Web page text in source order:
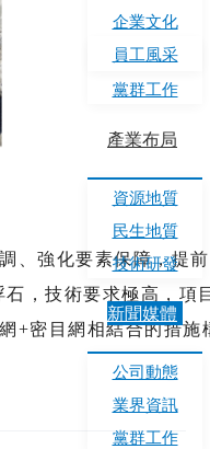
企業文化
員工風采
黨群工作
產業布局
資源地質
民生地質
技術研發
新聞媒體
公司動態
業界資訊
黨群工作
、強化要素保障，提
，技術要求極高，項
+密目網相結合的措施